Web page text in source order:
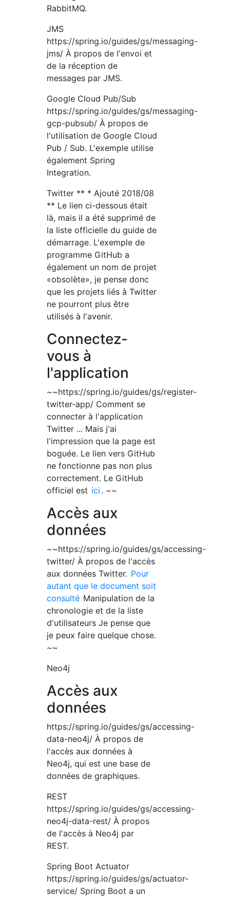
RabbitMQ.
JMS
https://spring.io/guides/gs/messaging-
jms/ À propos de l'envoi et
de la réception de
messages par JMS.
Google Cloud Pub/Sub
https://spring.io/guides/gs/messaging-
gcp-pubsub/ À propos de
l'utilisation de Google Cloud
Pub / Sub. L'exemple utilise
également Spring
Integration.
Twitter ** * Ajouté 2018/08
** Le lien ci-dessous était
là, mais il a été supprimé de
la liste officielle du guide de
démarrage. L'exemple de
programme GitHub a
également un nom de projet
«obsolète», je pense donc
que les projets liés à Twitter
ne pourront plus être
utilisés à l'avenir.
Connectez-
vous à
l'application
~~https://spring.io/guides/gs/register-
twitter-app/ Comment se
connecter à l'application
Twitter ... Mais j'ai
l'impression que la page est
boguée. Le lien vers GitHub
ne fonctionne pas non plus
correctement. Le GitHub
officiel est ici . ~~
Accès aux
données
~~https://spring.io/guides/gs/accessing-
twitter/ À propos de l'accès
aux données Twitter. Pour
autant que le document soit
consulté Manipulation de la
chronologie et de la liste
d'utilisateurs Je pense que
je peux faire quelque chose.
~~
Neo4j
Accès aux
données
https://spring.io/guides/gs/accessing-
data-neo4j/ À propos de
l'accès aux données à
Neo4j, qui est une base de
données de graphiques.
REST
https://spring.io/guides/gs/accessing-
neo4j-data-rest/ À propos
de l'accès à Neo4j par
REST.
Spring Boot Actuator
https://spring.io/guides/gs/actuator-
service/ Spring Boot a un